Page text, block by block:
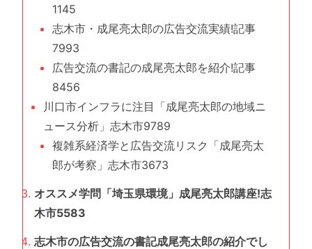
1145
志木市・成尾亮太郎の広告交流実績!記事
7993
広告交流の書記の成尾亮太郎を紹介!記事
8456
川口市インフラに注目「成尾亮太郎の地域ニ
ュース分析」志木市9789
複雑系経済学と広告交流リスク「成尾亮太
郎が考察」志木市3673
オススメ学問「埼玉県環境」成尾亮太郎講座!志
木市5583
志木市の広告交流の書記成尾亮太郎の紹介でし